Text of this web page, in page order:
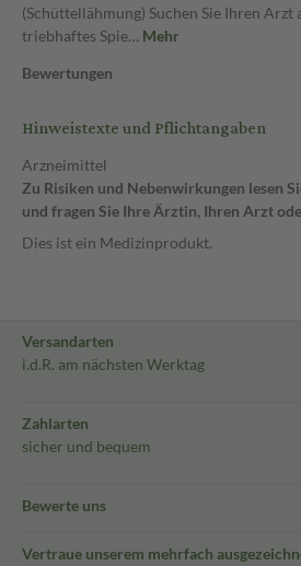
(Schüttellähmung) Suchen Sie Ihren Arzt
triebhaftes Spie… Mehr
Bewertungen
Hinweistexte und Pflichtangaben
Arzneimittel
Zu Risiken und Nebenwirkungen lesen
und fragen Sie Ihre Ärztin, Ihren Arzt
Dies ist ein Medizinprodukt.
Versandarten
i.d.R. am nächsten Werktag
Zahlarten
sicher und bequem
Bewerte uns
Vertraue unserem mehrfach